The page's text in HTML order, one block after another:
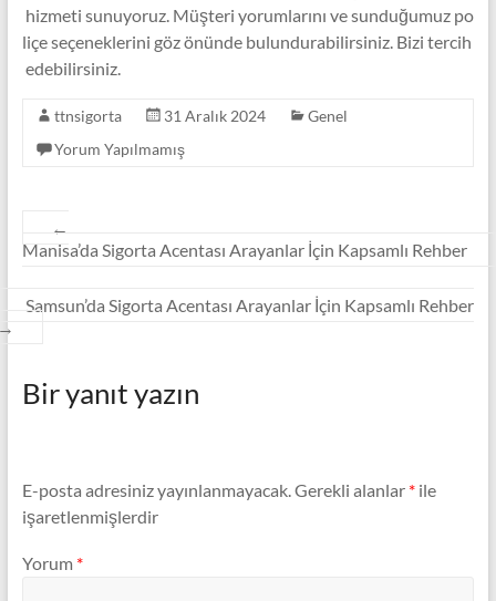
hizmeti sunuyoruz. Müşteri yorumlarını ve sunduğumuz po
liçe seçeneklerini göz önünde bulundurabilirsiniz. Bizi tercih
edebilirsiniz.
ttnsigorta 31 Aralık 2024
Genel
Yorum Yapılmamış
←
Manisa’da Sigorta Acentası Arayanlar İçin Kapsamlı Rehber
Samsun’da Sigorta Acentası Arayanlar İçin Kapsamlı Rehber
Bir yanıt yazın
E-posta adresiniz yayınlanmayacak.Gerekli alanlar *ile
işaretlenmişlerdir
Yorum *